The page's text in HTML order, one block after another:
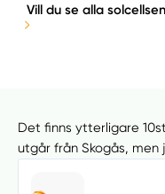
Vill du se alla
Det finns ytterligare
utgår från Skogås, men